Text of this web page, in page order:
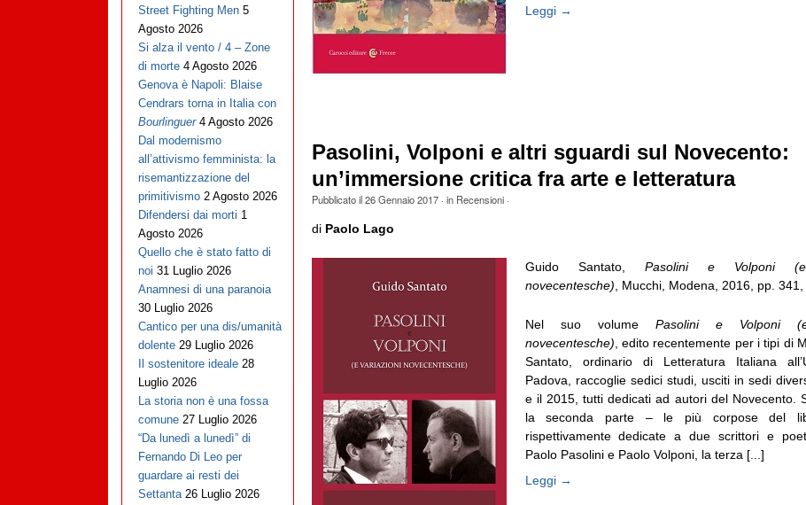
Leggi →
Pasolini, Volponi e altri sguardi sul Novecento:
un’immersione critica fra arte e letteratura
Pubblicato il26 Gennaio 2017· in Recensioni·
di Paolo Lago
Guido Santato, Pasolini e Volponi (e
novecentesche), Mucchi, Modena, 2016, pp.
Nel suo volume Pasolini e Volponi
novecentesche) , edito recentemente per i tipi di
Santato, ordinario di Letteratura Italiana
Padova, raccoglie sedici studi, usciti in sedi
e il 2015, tutti dedicati ad autori del Novecento.
la seconda parte – le più corpose del
rispettivamente dedicate a due scrittori e
Paolo Pasolini e Paolo Volponi, la terza [...]
Leggi →
Street Fighting Men 5
Agosto 2026
Si alza il vento / 4 – Zone
di morte 4 Agosto 2026
Genova è Napoli: Blaise
Cendrars torna in Italia con
Bourlinguer 4 Agosto 2026
Dal modernismo
all’attivismo femminista: la
risemantizzazione del
primitivismo 2 Agosto 2026
Difendersi dai morti 1
Agosto 2026
Quello che è stato fatto di
noi 31 Luglio 2026
Anamnesi di una paranoia
30 Luglio 2026
Cantico per una dis/umanità
dolente 29 Luglio 2026
Il sostenitore ideale 28
Luglio 2026
La storia non è una fossa
comune 27 Luglio 2026
“Da lunedì a lunedì” di
Fernando Di Leo per
guardare ai resti dei
Settanta 26 Luglio 2026